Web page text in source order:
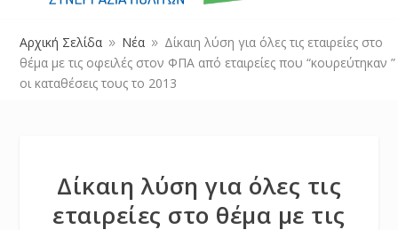
Αρχική Σελίδα 9 Νέα 9 Δίκαιη λύση για όλες τις εταιρείες στο
θέμα με τις οφειλές στον ΦΠΑ από εταιρείες που “κουρεύτηκαν ”
oι καταθέσεις τους το 2013
Δίκαιη λύση για όλες τις
εταιρείες στο θέμα με τις